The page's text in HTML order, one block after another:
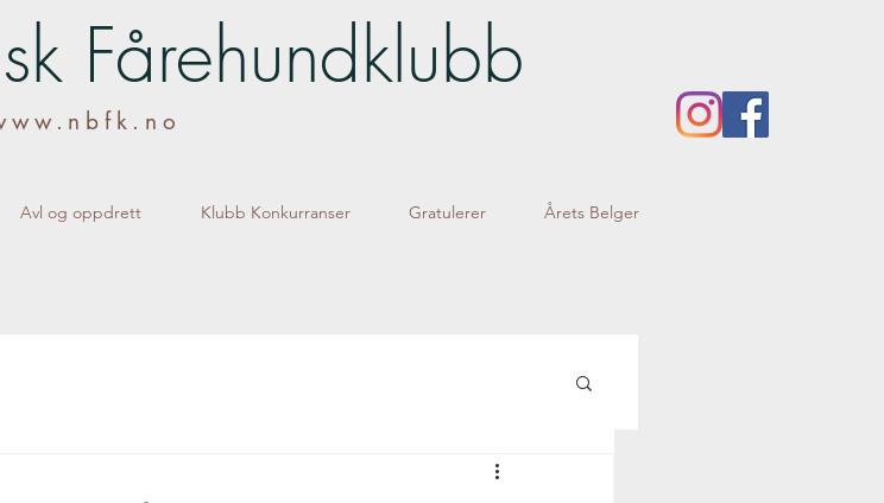
Fårehundklubb
Avl og oppdrett Klubb Konkurranser Gratulerer Årets Belger